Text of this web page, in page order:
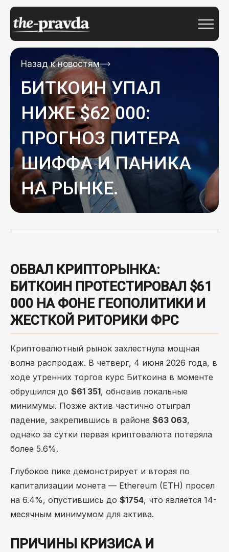
Назад к новостям
БИТКОИН УПАЛ
НИЖЕ $62 000:
ПРОГНОЗ ПИТЕРА
ШИФФА И ПАНИКА
НА РЫНКЕ.
ОБВАЛ КРИПТОРЫНКА:
БИТКОИН ПРОТЕСТИРОВАЛ $61
000 НА ФОНЕ ГЕОПОЛИТИКИ И
ЖЕСТКОЙ РИТОРИКИ ФРС
Криптовалютный рынок захлестнула мощная
волна распродаж. В четверг, 4 июня 2026 года, в
ходе утренних торгов курс Биткоина в моменте
обрушился до $61 351, обновив локальные
минимумы. Позже актив частично отыграл
падение, закрепившись в районе $63 063,
однако за сутки первая криптовалюта потеряла
более 5.6%.
Глубокое пике демонстрирует и вторая по
капитализации монета — Ethereum (ETH) просел
на 6.4%, опустившись до $1754, что является 14-
месячным минимумом для актива.
ПРИЧИНЫ КРИЗИСА И